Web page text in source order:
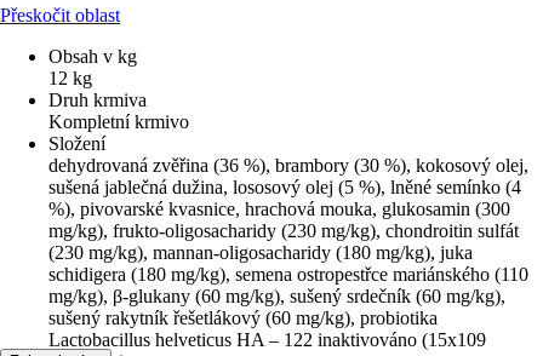
Přeskočit oblast
Obsah v kg
12 kg
Druh krmiva
Kompletní krmivo
Složení
dehydrovaná zvěřina (36 %), brambory (30 %), kokosový olej,
sušená jablečná dužina, lososový olej (5 %), lněné semínko (4
%), pivovarské kvasnice, hrachová mouka, glukosamin (300
mg/kg), frukto-oligosacharidy (230 mg/kg), chondroitin sulfát
(230 mg/kg), mannan-oligosacharidy (180 mg/kg), juka
schidigera (180 mg/kg), semena ostropestřce mariánského (110
mg/kg), β-glukany (60 mg/kg), sušený srdečník (60 mg/kg),
sušený rakytník řešetlákový (60 mg/kg), probiotika
Lactobacillus helveticus HA – 122 inaktivováno (15x109